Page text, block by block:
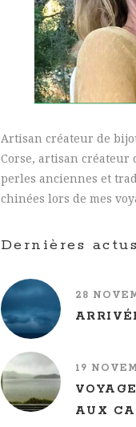
Artisan créateur de
Corse, artisan créateur
perles anciennes et
chinées lors de mes
Dernières actus
28
19
AUX